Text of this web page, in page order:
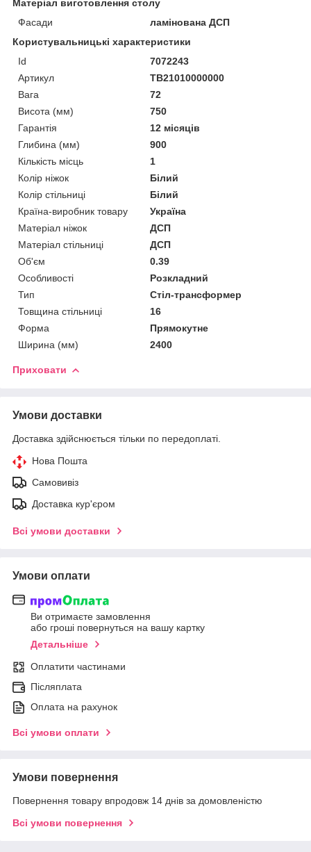
Матеріал виготовлення столу
Фасади
ламінована ДСП
Користувальницькі характеристики
Id
7072243
Артикул
TB21010000000
Вага
72
Висота (мм)
750
Гарантія
12 місяців
Глибина (мм)
900
Кількість місць
1
Колір ніжок
Білий
Колір стільниці
Білий
Країна-виробник товару
Україна
Матеріал ніжок
ДСП
Матеріал стільниці
ДСП
Об'єм
0.39
Особливості
Розкладний
Тип
Стіл-трансформер
Товщина стільниці
16
Форма
Прямокутне
Ширина (мм)
2400
Приховати
Умови доставки
Доставка здійснюється тільки по передоплаті.
Нова Пошта
Самовивіз
Доставка кур'єром
Всі умови доставки
Умови оплати
Ви отримаєте замовлення
або гроші повернуться на вашу картку
Детальніше
Оплатити частинами
Післяплата
Оплата на рахунок
Всі умови оплати
Умови повернення
Повернення товару впродовж 14 днів за домовленістю
Всі умови повернення